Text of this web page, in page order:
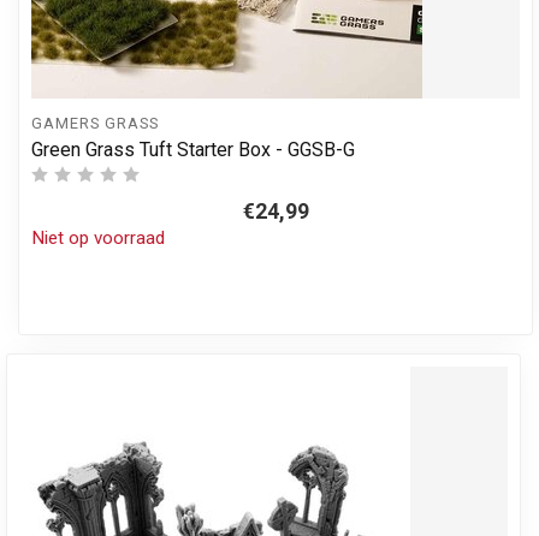
GAMERS GRASS
Green Grass Tuft Starter Box - GGSB-G
€24,99
Niet op voorraad